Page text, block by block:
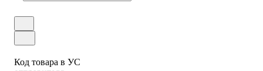
Код товара в УС